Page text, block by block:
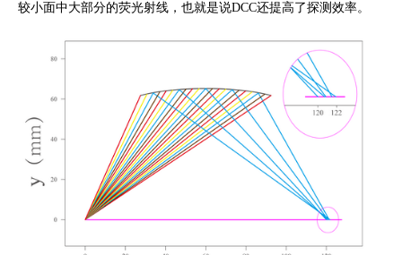
较小面中大部分的荧光射线，也就是说DCC还提高了探测效率。